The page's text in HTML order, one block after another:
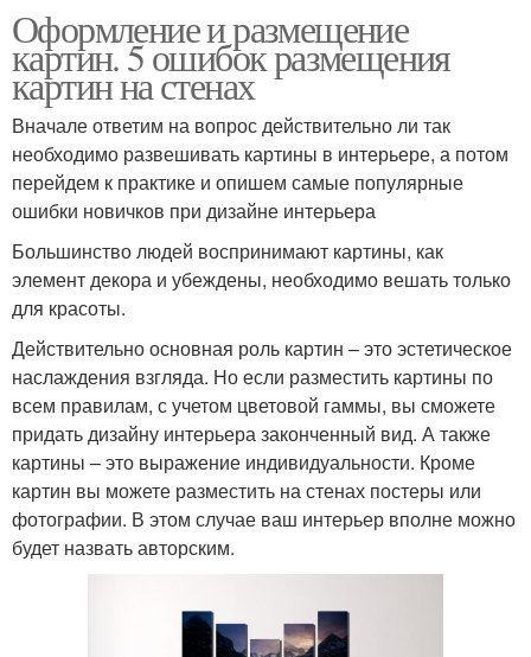
Оформление и размещение
картин. 5 ошибок размещения
картин на стенах
Вначале ответим на вопрос действительно ли так
необходимо развешивать картины в интерьере, а потом
перейдем к практике и опишем самые популярные
ошибки новичков при дизайне интерьера
Большинство людей воспринимают картины, как
элемент декора и убеждены, необходимо вешать только
для красоты.
Действительно основная роль картин – это эстетическое
наслаждения взгляда. Но если разместить картины по
всем правилам, с учетом цветовой гаммы, вы сможете
придать дизайну интерьера законченный вид. А также
картины – это выражение индивидуальности. Кроме
картин вы можете разместить на стенах постеры или
фотографии. В этом случае ваш интерьер вполне можно
будет назвать авторским.